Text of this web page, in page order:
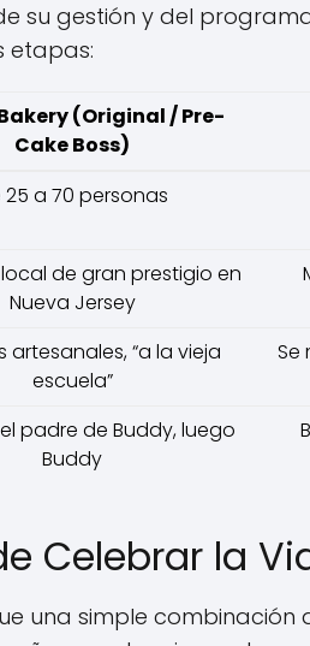
su gestión y del
etapas:
(Original / Pre-
Cake Boss)
25 a 70 personas
de gran prestigio en
Nueva Jersey
artesanales, “a la vieja
escuela”
Se
padre de Buddy, luego
Buddy
Celebrar la
una simple combinación